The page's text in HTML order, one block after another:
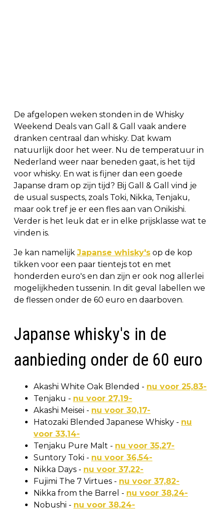
De afgelopen weken stonden in de Whisky
Weekend Deals van Gall & Gall vaak andere
dranken centraal dan whisky. Dat kwam
natuurlijk door het weer. Nu de temperatuur in
Nederland weer naar beneden gaat, is het tijd
voor whisky. En wat is fijner dan een goede
Japanse dram op zijn tijd? Bij Gall & Gall vind je
de usual suspects, zoals Toki, Nikka, Tenjaku,
maar ook tref je er een fles aan van Onikishi.
Verder is het leuk dat er in elke prijsklasse wat te
vinden is.
Je kan namelijk Japanse whisky's op de kop
tikken voor een paar tientejs tot en met
honderden euro's en dan zijn er ook nog allerlei
mogelijkheden tussenin. In dit geval labellen we
de flessen onder de 60 euro en daarboven.
Japanse whisky's in de
aanbieding onder de 60 euro
Akashi White Oak Blended - nu voor 25,83-
Tenjaku - nu voor 27,19-
Akashi Meisei - nu voor 30,17-
Hatozaki Blended Japanese Whisky - nu
voor 33,14-
Tenjaku Pure Malt - nu voor 35,27-
Suntory Toki - nu voor 36,54-
Nikka Days - nu voor 37,22-
Fujimi The 7 Virtues - nu voor 37,82-
Nikka from the Barrel - nu voor 38,24-
Nobushi - nu voor 38,24-